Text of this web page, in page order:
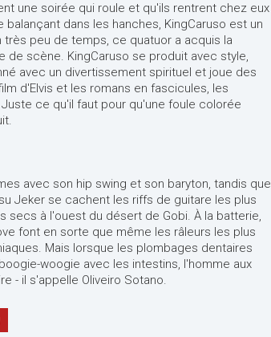
une soirée qui roule et qu'ils rentrent chez eux
dans les hanches, KingCaruso est un
peu de temps, ce quatuor a acquis la
de scène. KingCaruso se produit avec style,
avec un divertissement spirituel et joue des
d'Elvis et les romans en fascicules, les
ce qu'il faut pour qu'une foule colorée
avec son hip swing et son baryton, tandis que
Jeker se cachent les riffs de guitare les plus
secs à l'ouest du désert de Gobi. À la batterie,
font en sorte que même les râleurs les plus
Mais lorsque les plombages dentaires
woogie avec les intestins, l'homme aux
- il s'appelle Oliveiro Sotano.